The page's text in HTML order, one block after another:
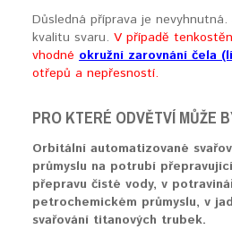
Důsledná příprava je
kvalitu svaru.V případě
vhodnéokružní zarovnání čela
otřepů a nepřesností.
PRO KTERÉ ODVĚTVÍ MŮŽE
Orbitální automatizované
průmyslu na potrubí
přepravu čisté vody, v
petrochemickém průmyslu, v
svařování titanových trubek.